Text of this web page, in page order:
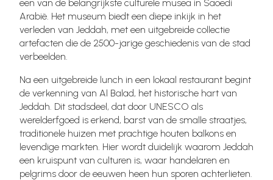
een van de belangrijkste culturele musea in Saoedi
Arabië. Het museum biedt een diepe inkijk in het
verleden van Jeddah, met een uitgebreide collectie
artefacten die de 2500-jarige geschiedenis van de stad
verbeelden.
Na een uitgebreide lunch in een lokaal restaurant begint
de verkenning van Al Balad, het historische hart van
Jeddah. Dit stadsdeel, dat door UNESCO als
werelderfgoed is erkend, barst van de smalle straatjes,
traditionele huizen met prachtige houten balkons en
levendige markten. Hier wordt duidelijk waarom Jeddah
een kruispunt van culturen is, waar handelaren en
pelgrims door de eeuwen heen hun sporen achterlieten.